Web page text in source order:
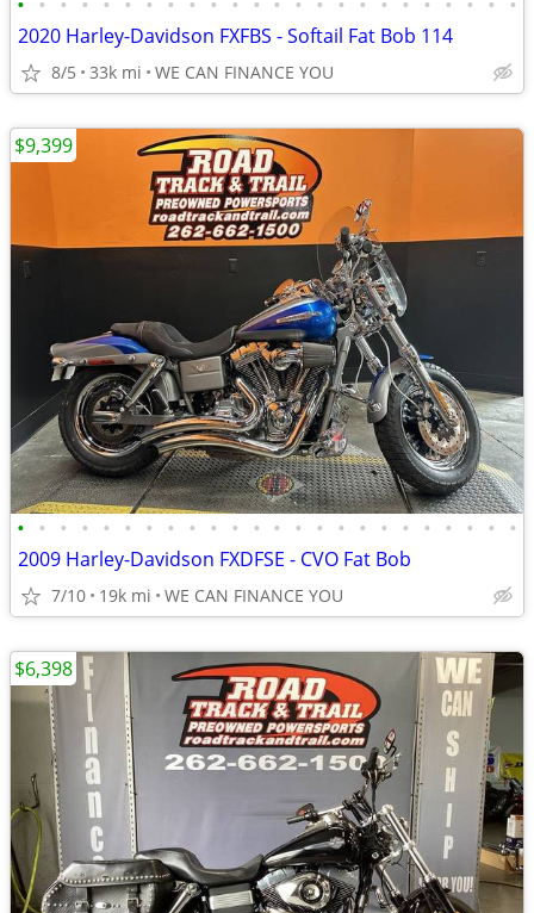
2020 Harley-Davidson FXFBS - Softail Fat Bob 114
8/5 33k mi WE CAN FINANCE YOU
• • • • • • • • • • • • • • • • • • • • • • • •
2009 Harley-Davidson FXDFSE - CVO Fat Bob
7/10 19k mi WE CAN FINANCE YOU
$9,399
$6,398